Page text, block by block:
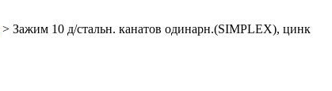
> Зажим 10 д/стальн. канатов одинарн.(SIMPLEX), цинк